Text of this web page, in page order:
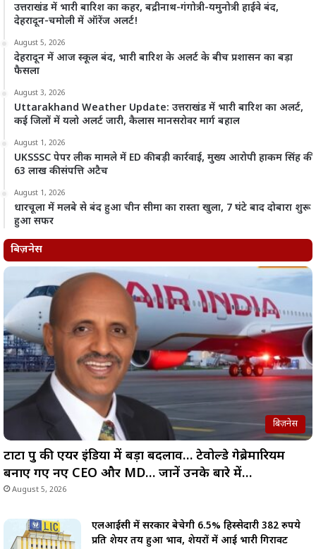
उत्तराखंड में भारी बारिश का कहर, बद्रीनाथ-गंगोत्री-यमुनोत्री हाईवे बंद,
देहरादून-चमोली में ऑरेंज अलर्ट!
August 5, 2026
देहरादून में आज स्कूल बंद, भारी बारिश के अलर्ट के बीच प्रशासन का बड़ा
फैसला
August 3, 2026
Uttarakhand Weather Update: उत्तराखंड में भारी बारिश का अलर्ट,
कई जिलों में यलो अलर्ट जारी, कैलास मानसरोवर मार्ग बहाल
August 1, 2026
UKSSSC पेपर लीक मामले में ED की बड़ी कार्रवाई, मुख्य आरोपी हाकम सिंह की
63 लाख की संपत्ति अटैच
August 1, 2026
धारचूला में मलबे से बंद हुआ चीन सीमा का रास्ता खुला, 7 घंटे बाद दोबारा शुरू
हुआ सफर
बिज़नेस
बिज़नेस
टाटा ग्रुप की एयर इंडिया में बड़ा बदलाव… टेवोल्डे गेब्रेमारियम
बनाए गए नए CEO और MD… जानें उनके बारे में…
August 5, 2026
एलआईसी में सरकार बेचेगी 6.5% हिस्सेदारी 382 रुपये
प्रति शेयर तय हुआ भाव, शेयरों में आई भारी गिरावट